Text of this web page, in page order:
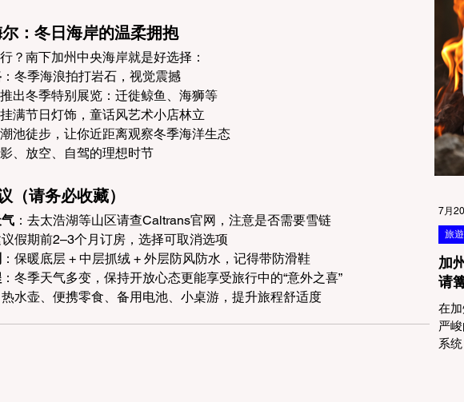
：冬日海岸的温柔拥抱
？南下加州中央海岸就是好选择：
：冬季海浪拍打岩石，视觉震撼
出冬季特别展览：迁徙鲸鱼、海狮等
满节日灯饰，童话风艺术小店林立
池徒步，让你近距离观察冬季海洋生态
、放空、自驾的理想时节
（请务必收藏）
：去太浩湖等山区请查Caltrans官网，注意是否需要雪链
议假期前2–3个月订房，选择可取消选项
：保暖底层 + 中层抓绒 + 外层防风防水，记得带防滑鞋
：冬季天气多变，保持开放心态更能享受旅行中的“意外之喜”
热水壶、便携零食、备用电池、小桌游，提升旅程舒适度
策
加
物
里
管
的严
严
园
野
草甸
加
请
在
严
系
旅遊
7月